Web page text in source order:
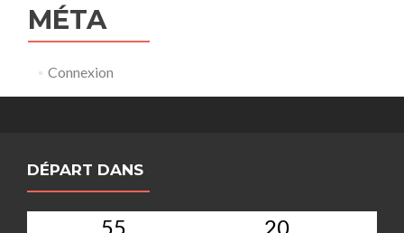
MÉTA
Connexion
DÉPART DANS
55 20